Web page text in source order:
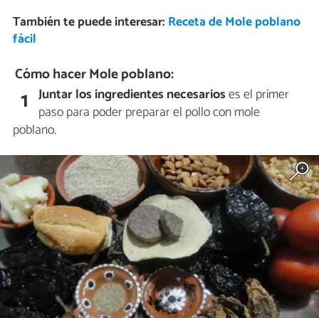
También te puede interesar: Receta de Mole poblano
fácil
Cómo hacer Mole poblano:
1 Juntar los ingredientes necesarioses el primer
paso para poder preparar el pollo con mole
poblano.